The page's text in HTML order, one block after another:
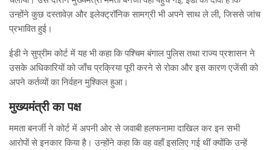
उन्होंने कुछ दस्तावेज़ और इलेक्ट्रॉनिक सामग्री भी अपने साथ ले ली, जिससे जांच
प्रभावित हुई।
ईडी ने सुप्रीम कोर्ट में यह भी कहा कि पश्चिम बंगाल पुलिस तथा राज्य प्रशासन ने
उसके अधिकारियों को जाँच प्रक्रिया पूरी करने से रोका और इस कारण एजेंसी को
अपने कर्तव्यों का निर्वहन मुश्किल हुआ।
मुख्यमंत्री का पक्ष
ममता बनर्जी ने कोर्ट में अपनी ओर से जवाबी हलफनामा दाखिल कर इन सभी
आरोपों से इनकार किया है। उन्होंने कहा कि वह वहाँ इसलिए गई थीं क्योंकि उन्हें